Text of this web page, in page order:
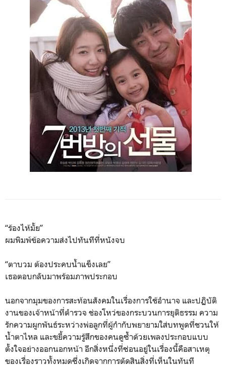
“ร้องไห้มั้ย”
ผมพิมพ์ข้อความส่งไปทันทีที่หนังจบ
“ตาบวม ต้องประคบน้ำแข็งเลย”
เธอตอบกลับมาพร้อมภาพประกอบ
นอกจากมุมของการสะท้อนสังคมในเรื่องการใช้อำนาจ และปฏิบัติ
งานของเจ้าหน้าที่ตำรวจ ช่องโหว่ของกระบวนการยุติธรรม ความ
รักความผูกพันธ์ระหว่างพ่อลูกที่ผู้กำกับพยายามใส่บทพูดที่ชวนให้
น้ำตาไหล และขยี้ความรู้สึกของคนดูซ้ำด้วยเพลงประกอบแบบ
ตั้งใจอย่างออกนอกหน้า อีกสิ่งหนึ่งที่ซ่อนอยู่ในเรื่องนี้คือสาเหตุ
ของเรื่องราวทั้งหมดซึ่งเกิดจากการตัดสินสิ่งที่เห็นในทันที